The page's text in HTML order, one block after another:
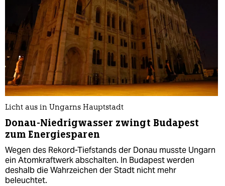
Licht aus in Ungarns Hauptstadt
Donau-Niedrigwasser zwingt Budapest
zum Energiesparen
Wegen des Rekord-Tiefstands der Donau musste Ungarn
ein Atomkraftwerk abschalten. In Budapest werden
deshalb die Wahrzeichen der Stadt nicht mehr
beleuchtet.